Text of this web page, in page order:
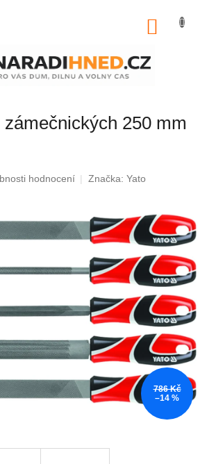
250 mm
hodnocení Značka: Yato
786 Kč
–14 %